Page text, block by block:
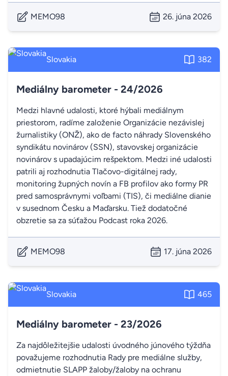
MEMO98 26. júna 2026
Slovakia 382
Mediálny barometer - 24/2026
Medzi hlavné udalosti, ktoré hýbali mediálnym
priestorom, radíme založenie Organizácie nezávislej
žurnalistiky (ONŽ), ako de facto náhrady Slovenského
syndikátu novinárov (SSN), stavovskej organizácie
novinárov s upadajúcim rešpektom. Medzi iné udalosti
patrili aj rozhodnutia Tlačovo-digitálnej rady,
monitoring župných novín a FB profilov ako formy PR
pred samosprávnymi voľbami (TIS), či mediálne dianie
v susednom Česku a Maďarsku. Tiež dodatočné
obzretie sa za súťažou Podcast roka 2026.
MEMO98 17. júna 2026
Slovakia 465
Mediálny barometer - 23/2026
Za najdôležitejšie udalosti úvodného júnového týždňa
považujeme rozhodnutia Rady pre mediálne služby,
odmietnutie SLAPP žaloby/žaloby na ochranu